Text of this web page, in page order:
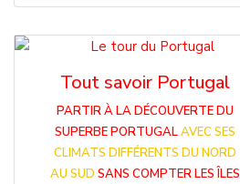
Tout savoir Portugal
PARTIR À LA DÉCOUVERTE DU
SUPERBE PORTUGALAVEC SES
CLIMATS DIFFÉRENTS DU NORD
AU SUD SANS COMPTER LES ÎLES